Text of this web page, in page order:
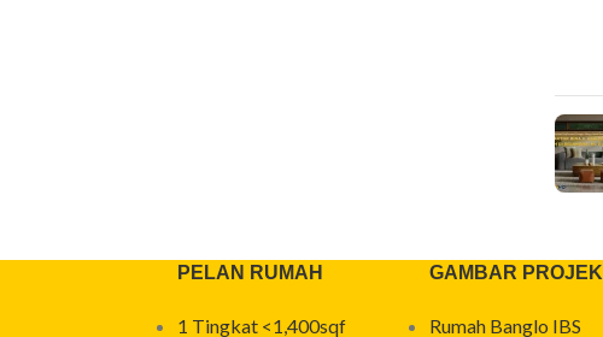
PELAN RUMAH
1 Tingkat <1,400sqf
GAMBAR PROJEK
Rumah Banglo IBS